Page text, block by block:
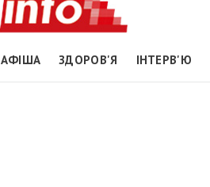
АФІША ЗДОРОВ'Я ІНТЕРВ'Ю